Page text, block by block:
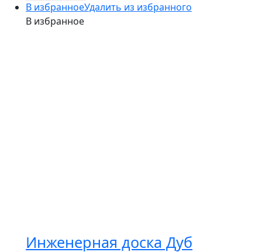
В избранноеУдалить из избранного
В избранное
Инженерная доска Дуб